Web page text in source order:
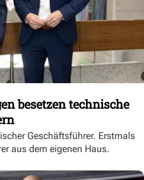
besetzen technische
Geschäftsführer. Erstmals
aus dem eigenen Haus.